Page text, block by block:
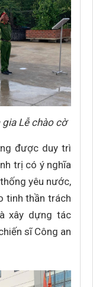
gia Lễ chào cờ
được duy trì
trị có ý nghĩa
yêu nước,
tinh thần trách
xây dựng tác
sĩ Công an